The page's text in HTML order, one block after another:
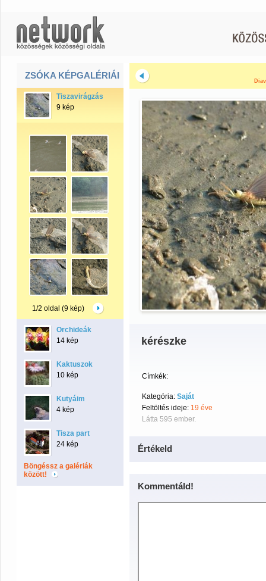
ZSÓKA KÉPGALÉRIÁI
Tiszavirágzás
9 kép
1/2 oldal (9 kép)
Orchideák
14 kép
Kaktuszok
10 kép
Kutyáim
4 kép
Tisza part
24 kép
Böngéssz a galériák
között!
kérészke
Címkék:
Kategória: Saját
Feltöltés ideje: 19 éve
Látta 595 ember.
Értékeld
Kommentáld!